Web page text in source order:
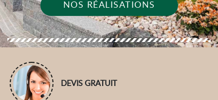
NOS RÉALISATIONS
DEVIS GRATUIT